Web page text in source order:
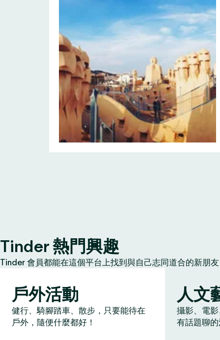
Tinder 熱門興趣
Tinder 會員都能在這個平台上找到與自己志同道合的新朋
戶外活動
健行、騎腳踏車、散步，只要能待在
戶外，隨便什麼都好！
人文
攝影、電
有話題聊